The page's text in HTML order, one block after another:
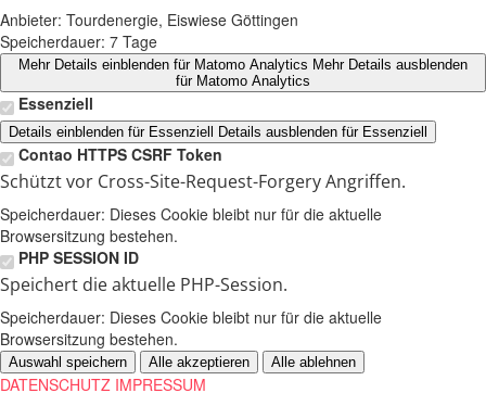
Anbieter: Tourdenergie, Eiswiese Göttingen
Speicherdauer: 7 Tage
Mehr Details einblenden für Matomo Analytics Mehr Details ausblenden
für Matomo Analytics
Essenziell
Details einblenden für Essenziell Details ausblenden für Essenziell
Contao HTTPS CSRF Token
Schützt vor Cross-Site-Request-Forgery Angriffen.
Speicherdauer: Dieses Cookie bleibt nur für die aktuelle
Browsersitzung bestehen.
PHP SESSION ID
Speichert die aktuelle PHP-Session.
Speicherdauer: Dieses Cookie bleibt nur für die aktuelle
Browsersitzung bestehen.
Auswahl speichern Alle akzeptieren Alle ablehnen
DATENSCHUTZ IMPRESSUM